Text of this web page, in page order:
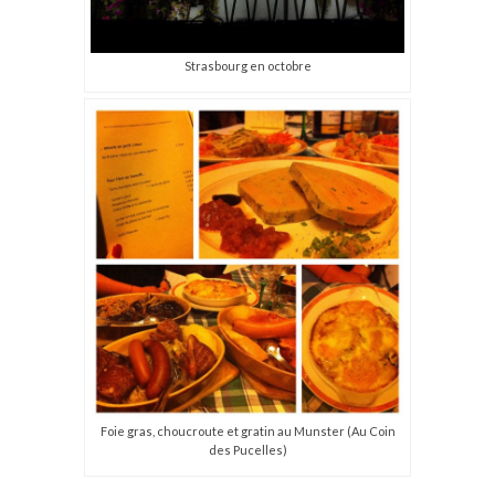
Strasbourg en octobre
Foie gras, choucroute et gratin au Munster (Au Coin
des Pucelles)